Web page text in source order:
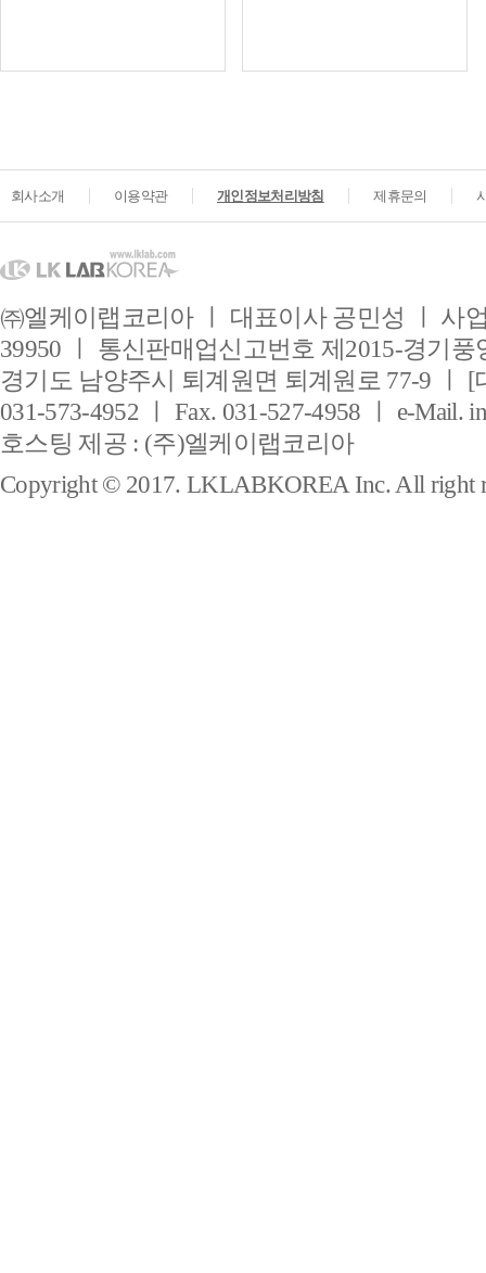
회사소개 이용약관 개인정보처리방침 제휴문의
㈜엘케이랩코리아 ㅣ 대표이사 공민성 ㅣ 사
39950 ㅣ 통신판매업신고번호 제2015-경기풍
경기도 남양주시 퇴계원면 퇴계원로 77-9 ㅣ [
031-573-4952 ㅣ Fax. 031-527-4958 ㅣ e-Mail.
호스팅 제공 : (주)엘케이랩코리아
Copyright © 2017. LKLABKOREA Inc. All right